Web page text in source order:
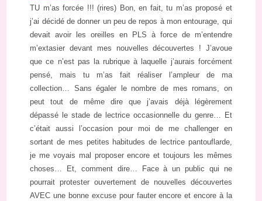
TU m’as forcée !!! (rires) Bon, en fait, tu m’as proposé et
j’ai décidé de donner un peu de repos à mon entourage, qui
devait avoir les oreilles en PLS à force de m’entendre
m’extasier devant mes nouvelles découvertes ! J’avoue
que ce n’est pas la rubrique à laquelle j’aurais forcément
pensé, mais tu m’as fait réaliser l’ampleur de ma
collection… Sans égaler le nombre de mes romans, on
peut tout de même dire que j’avais déjà légèrement
dépassé le stade de lectrice occasionnelle du genre… Et
c’était aussi l’occasion pour moi de me challenger en
sortant de mes petites habitudes de lectrice pantouflarde,
je me voyais mal proposer encore et toujours les mêmes
choses… Et, comment dire… Face à un public qui ne
pourrait protester ouvertement de nouvelles découvertes
AVEC une bonne excuse pour fauter encore et encore à la